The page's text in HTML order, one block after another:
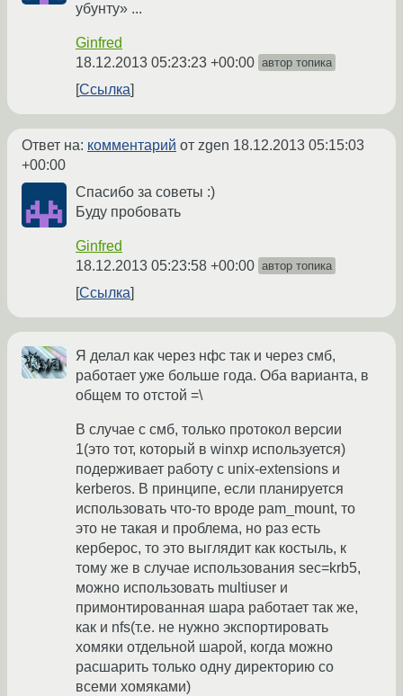
убунту» ...
Ginfred
18.12.2013 05:23:23 +00:00 автор топика
Ссылка
Ответ на: комментарий от zgen 18.12.2013 05:15:03
+00:00
Спасибо за советы :)
Буду пробовать
Ginfred
18.12.2013 05:23:58 +00:00 автор топика
Ссылка
Я делал как через нфс так и через смб,
работает уже больше года. Оба варианта, в
общем то отстой =\
В случае с смб, только протокол версии
1(это тот, который в winxp используется)
подерживает работу с unix-extensions и
kerberos. В принципе, если планируется
использовать что-то вроде pam_mount, то
это не такая и проблема, но раз есть
керберос, то это выглядит как костыль, к
тому же в случае использования sec=krb5,
можно использовать multiuser и
примонтированная шара работает так же,
как и nfs(т.е. не нужно экспортировать
хомяки отдельной шарой, когда можно
расшарить только одну директорию со
всеми хомяками)